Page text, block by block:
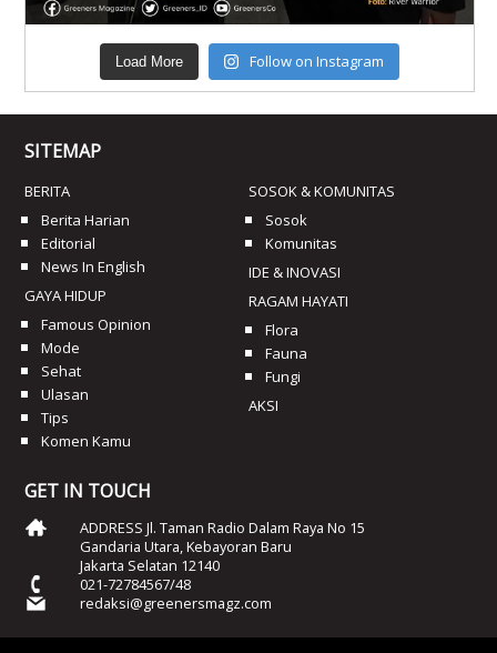
Load More Follow on Instagram
SITEMAP
BERITA
Berita Harian
Editorial
News In English
GAYA HIDUP
Famous Opinion
Mode
Sehat
Ulasan
Tips
Komen Kamu
SOSOK & KOMUNITAS
Sosok
Komunitas
IDE & INOVASI
RAGAM HAYATI
Flora
Fauna
Fungi
AKSI
GET IN TOUCH
ADDRESS Jl. Taman Radio Dalam Raya No 15
Gandaria Utara, Kebayoran Baru
Jakarta Selatan 12140
021-72784567/48
redaksi@greenersmagz.com